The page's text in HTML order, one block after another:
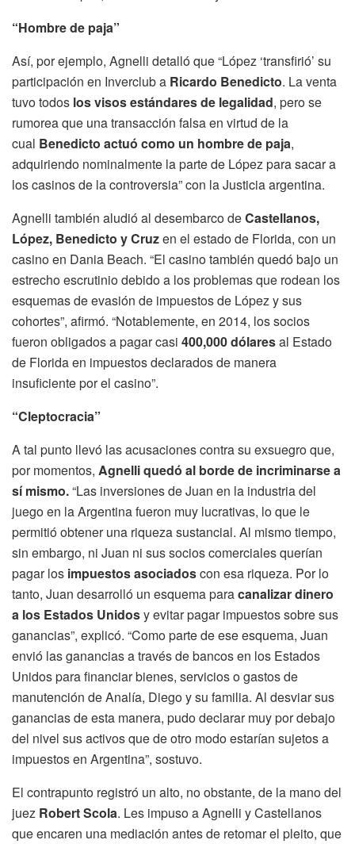
“Hombre de paja”
Así, por ejemplo, Agnelli detalló que “López ‘transfirió’ su
participación en Inverclub a Ricardo Benedicto. La venta
tuvo todos los visos estándares de legalidad, pero se
rumorea que una transacción falsa en virtud de la
cual Benedicto actuó como un hombre de paja,
adquiriendo nominalmente la parte de López para sacar a
los casinos de la controversia” con la Justicia argentina.
Agnelli también aludió al desembarco deCastellanos,
López, Benedicto y Cruzen el estado de Florida, con un
casino en Dania Beach. “El casino también quedó bajo un
estrecho escrutinio debido a los problemas que rodean los
esquemas de evasión de impuestos de López y sus
cohortes”, afirmó. “Notablemente, en 2014, los socios
fueron obligados a pagar casi 400,000 dólaresal Estado
de Florida en impuestos declarados de manera
insuficiente por el casino”.
“Cleptocracia”
A tal punto llevó las acusaciones contra su exsuegro que,
por momentos, Agnelli quedó al borde de incriminarse a
sí mismo.“Las inversiones de Juan en la industria del
juego en la Argentina fueron muy lucrativas, lo que le
permitió obtener una riqueza sustancial. Al mismo tiempo,
sin embargo, ni Juan ni sus socios comerciales querían
pagar los impuestos asociadoscon esa riqueza. Por lo
tanto, Juan desarrolló un esquema paracanalizar dinero
a los Estados Unidosy evitar pagar impuestos sobre sus
ganancias”, explicó. “Como parte de ese esquema, Juan
envió las ganancias a través de bancos en los Estados
Unidos para financiar bienes, servicios o gastos de
manutención de Analía, Diego y su familia. Al desviar sus
ganancias de esta manera, pudo declarar muy por debajo
del nivel sus activos que de otro modo estarían sujetos a
impuestos en Argentina”, sostuvo.
El contrapunto registró un alto, no obstante, de la mano del
juez Robert Scola. Les impuso a Agnelli y Castellanos
que encaren una mediación antes de retomar el pleito, que